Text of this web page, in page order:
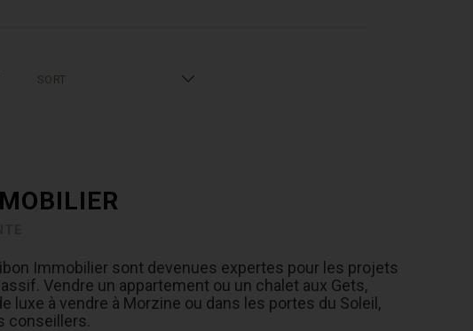
SORT
Immobilier sont devenues expertes pour les projets
Vendre un appartement ou un chalet aux Gets,
luxe à vendre à Morzine ou dans les portes du Soleil,
conseillers.